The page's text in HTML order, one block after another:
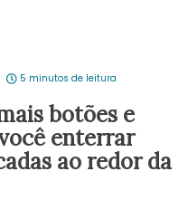
5 minutos de leitura
botões e
enterrar
ao redor da